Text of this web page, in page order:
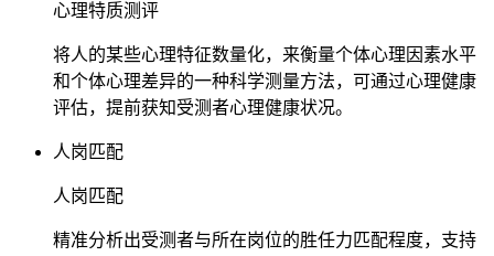
心理特质测评
将人的某些心理特征数量化，来衡量个体心理因素水平
和个体心理差异的一种科学测量方法，可通过心理健康
评估，提前获知受测者心理健康状况。
人岗匹配
人岗匹配
精准分析出受测者与所在岗位的胜任力匹配程度，支持